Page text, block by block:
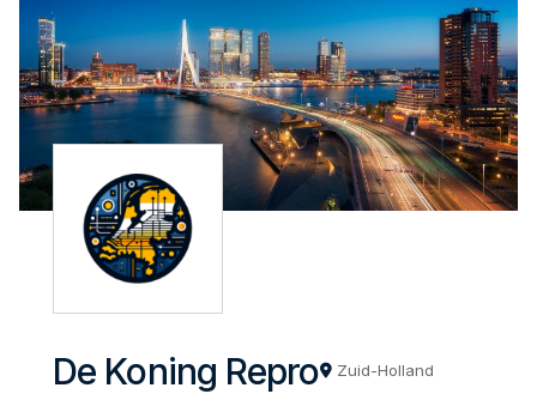
De Koning Repro Zuid-Holland